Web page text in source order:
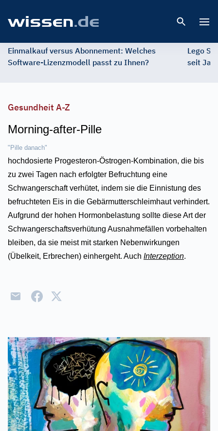
Einmalkauf versus Abonnement: Welches
Software-Lizenzmodell passt zu Ihnen?
Lego
seit
Gesundheit A-Z
Morning-after-Pille
"Pille danach"
hochdosierte Progesteron-Östrogen-Kombination, die bis
zu zwei Tagen nach erfolgter Befruchtung eine
Schwangerschaft verhütet, indem sie die Einnistung des
befruchteten Eis in die Gebärmutterschleimhaut verhindert.
Aufgrund der hohen Hormonbelastung sollte diese Art der
Schwangerschaftsverhütung Ausnahmefällen vorbehalten
bleiben, da sie meist mit starken Nebenwirkungen
(Übelkeit, Erbrechen) einhergeht. Auch Interzeption.